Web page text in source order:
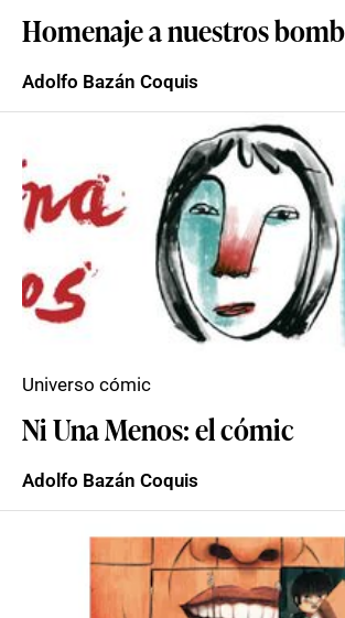
Homenaje a nuestros
Adolfo Bazán Coquis
Ni Una Menos: el cómic
Universo cómic
Adolfo Bazán Coquis